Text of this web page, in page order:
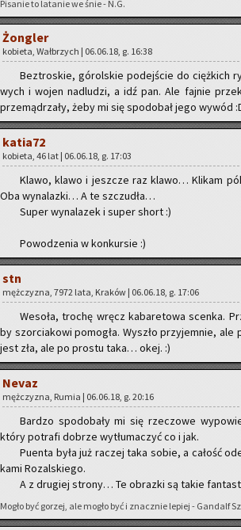
Pi­sa­nie to la­ta­nie we śnie - N.G.
Żon­gler
ko­bie­ta, Wał­brzych | 06.06.18, g. 16:38
Bez­tro­skie, gó­rol­skie po­dej­ście do cięż­kich
wych i wojen nad­lu­dzi, a idź pan. Ale faj­nie
prze­mą­drza­ły, żeby mi się spodo­bał jego wywód
ka­tia­72
ko­bie­ta, 46 lat | 06.06.18, g. 17:03
Klawo, klawo i jesz­cze raz klawo… Kli­kam
Oba wy­na­laz­ki… A te szczu­dła…
Super wy­na­la­zek i super short :)
Po­wo­dze­nia w kon­kur­sie :)
stn
męż­czy­zna, 7972 lata, Kra­ków | 06.06.18, g. 17:06
We­so­ła, tro­chę wręcz ka­ba­re­to­wa scen­ka.
by szor­cia­ko­wi po­mo­gła. Wy­szło przy­jem­nie,
jest zła, ale po pro­stu taka… okej. :)
Nevaz
męż­czy­zna, Rumia | 06.06.18, g. 20:16
Bar­dzo spodo­ba­ły mi się rze­czo­we
który po­tra­fi do­brze wy­tłu­ma­czyć co i jak.
Pu­en­ta była już ra­czej taka sobie, a ca­łość
ka­mi Ro­zal­skie­go.
A z dru­giej stro­ny… Te ob­raz­ki są takie
Mogło być go­rzej, ale mogło być i znacz­nie le­piej - Gan­dalf